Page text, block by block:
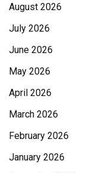
August 2026
July 2026
June 2026
May 2026
April 2026
March 2026
February 2026
January 2026